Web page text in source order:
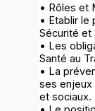
• Rôles et
• Etablir le
Sécurité et
• Les
Santé au
• La
ses enjeux
et sociaux.